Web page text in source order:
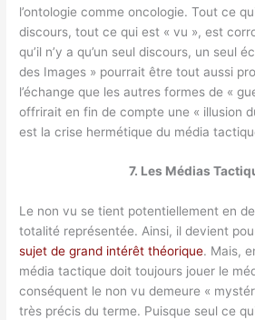
l’ontologie comme oncologie. Tout ce
discours, tout ce qui est « vu », est
qu’il n’y a qu’un seul discours, un seul
des Images » pourrait être tout aussi
l’échange que les autres formes de «
offrirait en fin de compte une « illusion
est la crise hermétique du média
7. Les Médias
Le non vu se tient potentiellement en
totalité représentée. Ainsi, il devient
sujet de grand intérêt théorique. Mais,
média tactique doit toujours jouer le
conséquent le non vu demeure «
très précis du terme. Puisque seul ce